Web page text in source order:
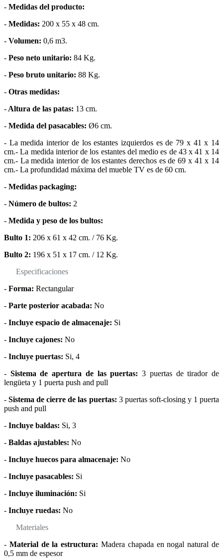
- Medidas del producto:
- Medidas: 200 x 55 x 48 cm.
- Volumen: 0,6 m3.
- Peso neto unitario: 84 Kg.
- Peso bruto unitario: 88 Kg.
- Otras medidas:
- Altura de las patas: 13 cm.
- Medida del pasacables: Ø6 cm.
- La medida interior de los estantes izquierdos es de 79 x 41 x 14
cm.- La medida interior de los estantes del medio es de 43 x 41 x 14
cm.- La medida interior de los estantes derechos es de 69 x 41 x 14
cm.- La profundidad máxima del mueble TV es de 60 cm.
- Medidas packaging:
- Número de bultos: 2
- Medida y peso de los bultos:
Bulto 1: 206 x 61 x 42 cm. / 76 Kg.
Bulto 2: 196 x 51 x 17 cm. / 12 Kg.
Especificaciones
- Forma: Rectangular
- Parte posterior acabada: No
- Incluye espacio de almacenaje: Si
- Incluye cajones: No
- Incluye puertas: Si, 4
- Sistema de apertura de las puertas: 3 puertas de tirador de
lengüeta y 1 puerta push and pull
- Sistema de cierre de las puertas: 3 puertas soft-closing y 1 puerta
push and pull
- Incluye baldas: Si, 3
- Baldas ajustables: No
- Incluye huecos para almacenaje: No
- Incluye pasacables: Si
- Incluye iluminación: Si
- Incluye ruedas: No
Materiales
- Material de la estructura: Madera chapada en nogal natural de
0,5 mm de espesor